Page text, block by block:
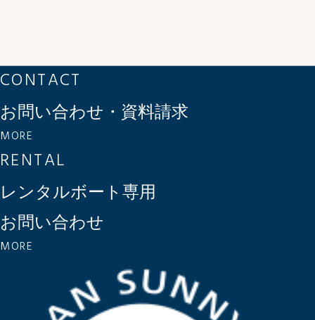
CONTACT
お問い合わせ・資料請求
MORE
RENTAL
レンタルボート専用
お問い合わせ
MORE